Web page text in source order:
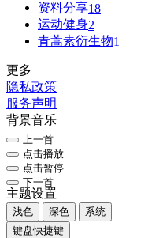
资料分享18
运动健身2
青蒿素衍生物1
更多
隐私政策
服务声明
背景音乐
上一首
点击播放
点击暂停
下一首
主题设置
浅色 深色
系统
键盘快捷键